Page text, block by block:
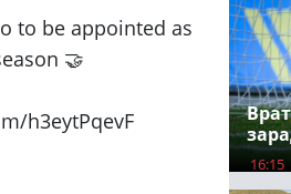
to be appointed as
🤝
h3eytPqevF
16:15